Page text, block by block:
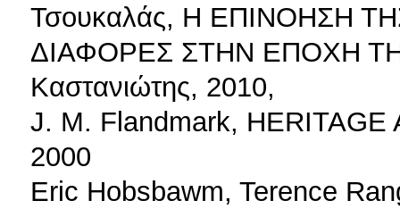
Τσουκαλάς, Η ΕΠΙΝΟΗΣΗ
ΔΙΑΦΟΡΕΣ ΣΤΗΝ ΕΠΟΧΗ
Καστανιώτης, 2010,
J. M. Flandmark,
2000
Eric Hobsbawm, Terence